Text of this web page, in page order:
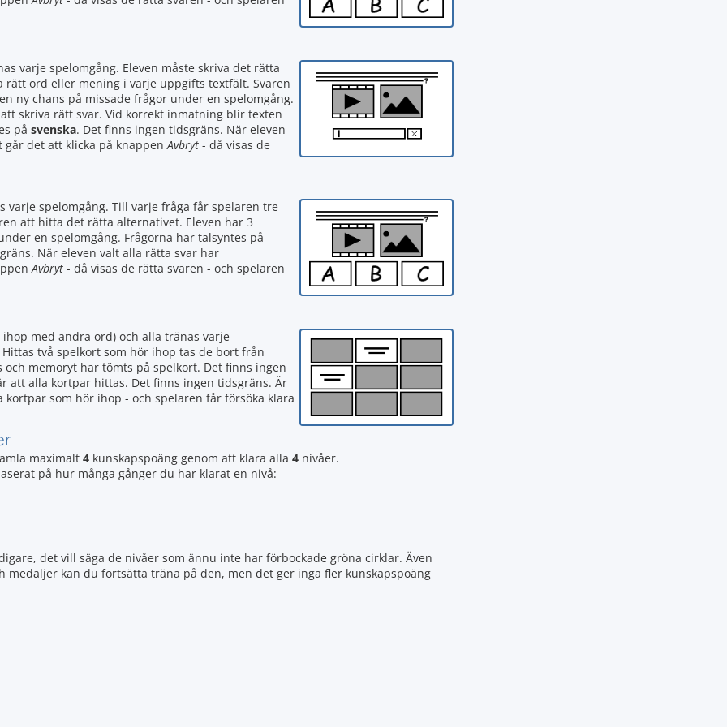
varje spelomgång. Eleven måste skriva det rätta
rätt ord eller mening i varje uppgifts textfält. Svaren
ny chans på missade frågor under en spelomgång.
skriva rätt svar. Vid korrekt inmatning blir texten
på svenska. Det finns ingen tidsgräns. När eleven
går det att klicka på knappenAvbryt - då visas de
spelomgång. Till varje fråga får spelaren tre
att hitta det rätta alternativet. Eleven har 3
en spelomgång. Frågorna har talsyntes på
När eleven valt alla rätta svar har
Avbryt - då visas de rätta svaren - och spelaren
med andra ord) och alla tränas varje
två spelkort som hör ihop tas de bort från
memoryt har tömts på spelkort. Det finns ingen
att alla kortpar hittas. Det finns ingen tidsgräns. Är
kortpar som hör ihop - och spelaren får försöka klara
maximalt 4 kunskapspoäng genom att klara alla 4 nivåer.
på hur många gånger du har klarat en nivå:
det vill säga de nivåer som ännu inte har förbockade gröna cirklar. Även
kan du fortsätta träna på den, men det ger inga fler kunskapspoäng